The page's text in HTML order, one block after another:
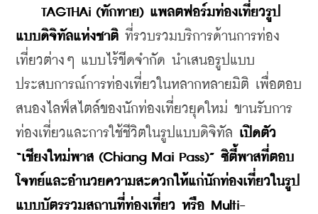
TAGTHAi (ทักทาย) แพลตฟอร์มท่องเที่ยวรูป
แบบดิจิทัลแห่งชาติ ที่รวบรวมบริการด้านการท่อง
เที่ยวต่างๆ แบบไร้ขีดจำกัด นำเสนอรูปแบบ
ประสบการณ์การท่องเที่ยวในหลากหลายมิติ เพื่อตอบ
สนองไลฟ์สไตล์ของนักท่องเที่ยวยุคใหม่ ขานรับการ
ท่องเที่ยวและการใช้ชีวิตในรูปแบบดิจิทัล เปิดตัว
“เชียงใหม่พาส (Chiang Mai Pass)” ซิตี้พาสที่ตอบ
โจทย์และอำนวยความสะดวกให้แก่นักท่องเที่ยวในรูป
แบบบัตรรวมสถานที่ท่องเที่ยว หรือ Multi-